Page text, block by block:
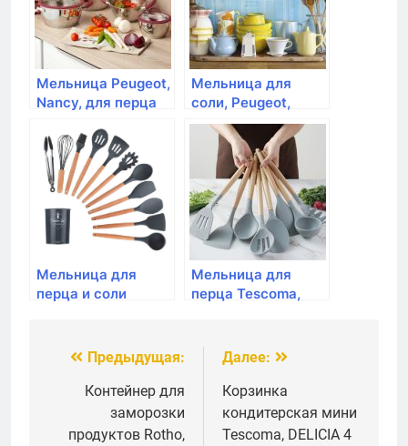
Мельница Peugeot,
Nancy, для перца
Мельница для
соли, Peugeot,
Alaska Quartz, 17
см, серый, на
батарейках
Мельница для
перца и соли
Мельница для
перца Tescoma,
Навигация
записям
Предыдущая:
Контейнер для
заморозки
продуктов Rotho,
Далее:
Корзинка
кондитерская мини
Tescoma, DELICIA 4